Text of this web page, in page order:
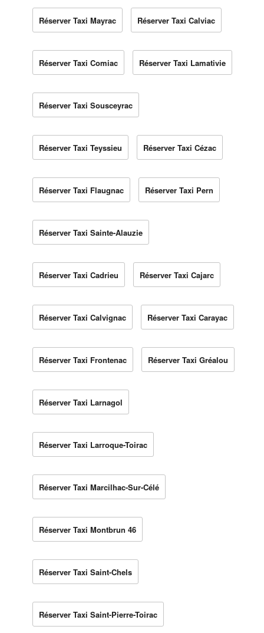
Réserver Taxi Mayrac Réserver Taxi Calviac
Réserver Taxi Comiac Réserver Taxi Lamativie
Réserver Taxi Sousceyrac
Réserver Taxi Teyssieu Réserver Taxi Cézac
Réserver Taxi Flaugnac Réserver Taxi Pern
Réserver Taxi Sainte-Alauzie
Réserver Taxi Cadrieu Réserver Taxi Cajarc
Réserver Taxi Calvignac Réserver Taxi Carayac
Réserver Taxi Frontenac Réserver Taxi Gréalou
Réserver Taxi Larnagol
Réserver Taxi Larroque-Toirac
Réserver Taxi Marcilhac-Sur-Célé
Réserver Taxi Montbrun 46
Réserver Taxi Saint-Chels
Réserver Taxi Saint-Pierre-Toirac